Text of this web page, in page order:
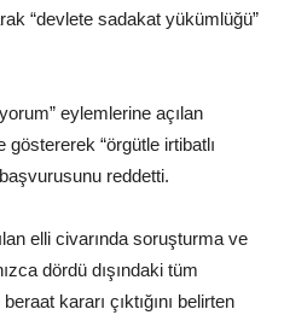
“devlete sadakat yükümlüğü”
eylemlerine açılan
“örgütle irtibatlı
reddetti.
elli civarında soruşturma ve
dördü dışındaki tüm
kararı çıktığını belirten